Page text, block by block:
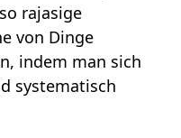
rajasige
von Dinge
indem man sich
systematisch